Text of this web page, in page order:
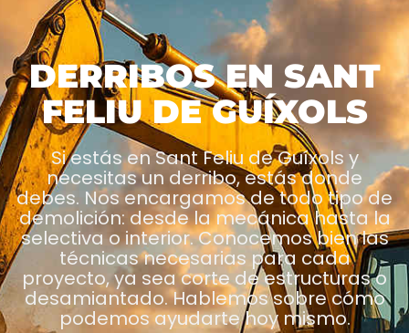
DERRIBOS EN SANT
FELIU DE GUÍXOLS
Si estás en Sant Feliu de Guíxols y
necesitas un derribo, estás donde
debes. Nos encargamos de todo tipo de
demolición: desde la mecánica hasta la
selectiva o interior. Conocemos bien las
técnicas necesarias para cada
proyecto, ya sea corte de estructuras o
desamiantado. Hablemos sobre cómo
podemos ayudarte hoy mismo.